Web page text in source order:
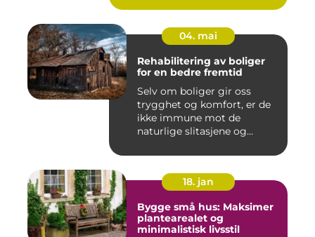
04. mai
Rehabilitering av boliger
for en bedre fremtid
Selv om boliger gir oss
trygghet og komfort, er de
ikke immune mot de
naturlige slitasjene og
18. jan
Bygge små hus: Maksimer
plantearealet og
minimalistisk livsstil